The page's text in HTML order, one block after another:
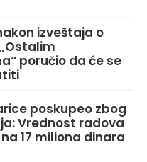
izveštaja o
poručio da će se
poskupeo zbog
Vrednost radova
17 miliona dinara